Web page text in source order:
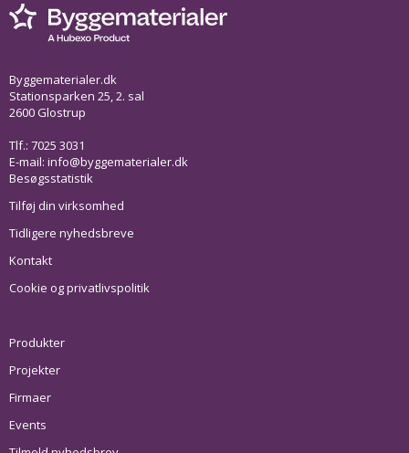
Byggematerialer.dk
Stationsparken 25, 2. sal
2600 Glostrup
Tlf.: 7025 3031
E-mail: info@byggematerialer.dk
Besøgsstatistik
Tilføj din virksomhed
Tidligere nyhedsbreve
Kontakt
Cookie og privatlivspolitik
Produkter
Projekter
Firmaer
Events